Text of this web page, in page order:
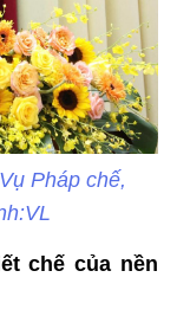
Pháp chế,
chế của nền